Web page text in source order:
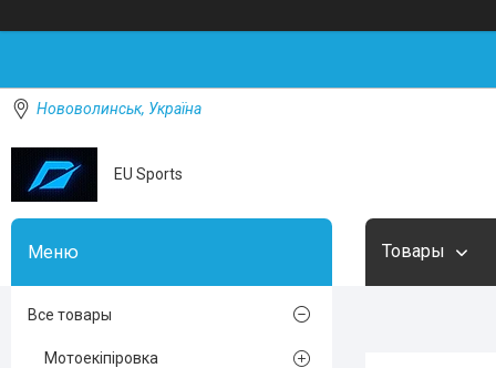
Нововолинськ, Україна
EU Sports
Товары
Все товары
Мотоекіпіровка